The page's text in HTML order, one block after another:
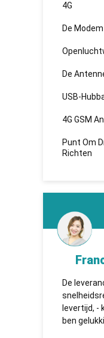
4G
De Modem
De
USB-
4G GSM
Punt Om
Richten
De
levertijd, -
ben